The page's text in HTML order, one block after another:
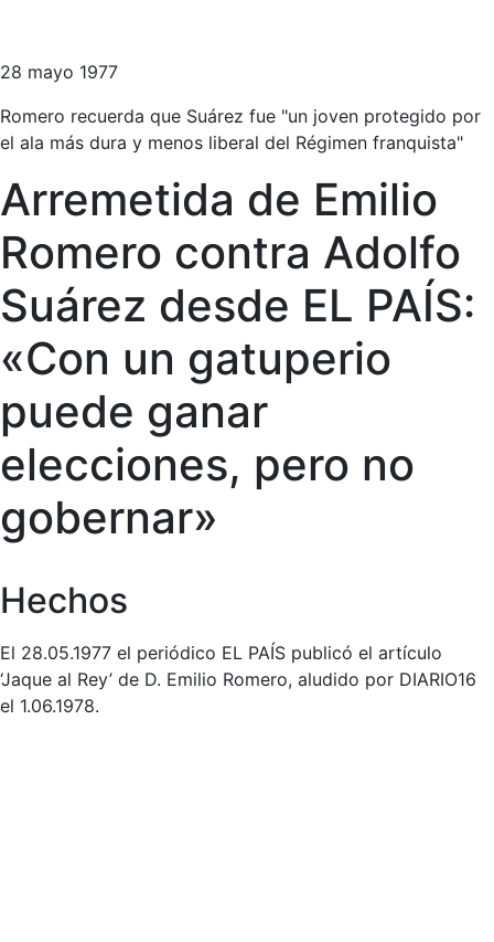
28 mayo 1977
Romero recuerda que Suárez fue "un joven protegido por
el ala más dura y menos liberal del Régimen franquista"
Arremetida de Emilio
Romero contra Adolfo
Suárez desde EL PAÍS:
«Con un gatuperio
puede ganar
elecciones, pero no
gobernar»
Hechos
El 28.05.1977 el periódico EL PAÍS publicó el artículo
‘Jaque al Rey’ de D. Emilio Romero, aludido por DIARIO16
el 1.06.1978.